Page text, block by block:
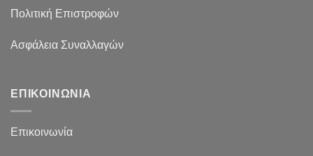
Πολιτική Επιστροφών
Ασφάλεια Συναλλαγών
ΕΠΙΚΟΙΝΩΝΙΑ
Επικοινωνία